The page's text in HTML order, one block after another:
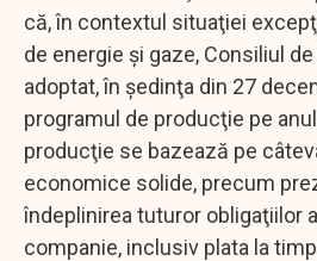
că, în contextul situaţiei
de energie şi gaze, Consiliul
adoptat, în şedinţa din 27
programul de producţie pe
producţie se bazează pe
economice solide, precum
îndeplinirea tuturor obligaţiilor
companie, inclusiv plata la timp